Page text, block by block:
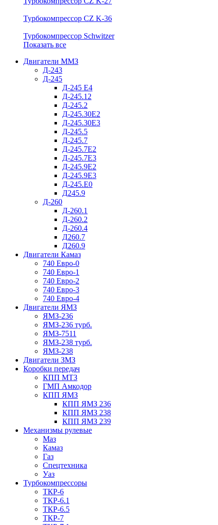
Турбокомпрессор CZ K-36
Турбокомпрессор Schwitzer
Показать все
Двигатели ММЗ
Д-243
Д-245
Д-245 Е4
Д-245.12
Д-245.2
Д-245.30Е2
Д-245.30Е3
Д-245.5
Д-245.7
Д-245.7Е2
Д-245.7Е3
Д-245.9Е2
Д-245.9Е3
Д-245.Е0
Д245.9
Д-260
Д-260.1
Д-260.2
Д-260.4
Д260.7
Д260.9
Двигатели Камаз
740 Евро-0
740 Евро-1
740 Евро-2
740 Евро-3
740 Евро-4
Двигатели ЯМЗ
ЯМЗ-236
ЯМЗ-236 турб.
ЯМЗ-7511
ЯМЗ-238 турб.
ЯМЗ-238
Двигатели ЗМЗ
Коробки передач
КПП МТЗ
ГМП Амкодор
КПП ЯМЗ
КПП ЯМЗ 236
КПП ЯМЗ 238
КПП ЯМЗ 239
Механизмы рулевые
Маз
Камаз
Газ
Спецтехника
Уаз
Турбокомпрессоры
ТКР-6
ТКР-6.1
ТКР-6.5
ТКР-7